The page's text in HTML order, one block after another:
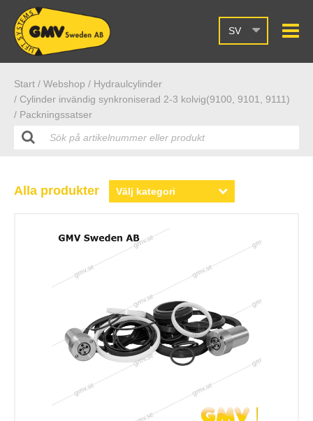
SV
Start / Webshop / Hydraulcylinder
/ Cylinder invändig synkroniserad 2-3 kolvig(9100, 9101, 9111)
/ Packningssatser
Alla produkter